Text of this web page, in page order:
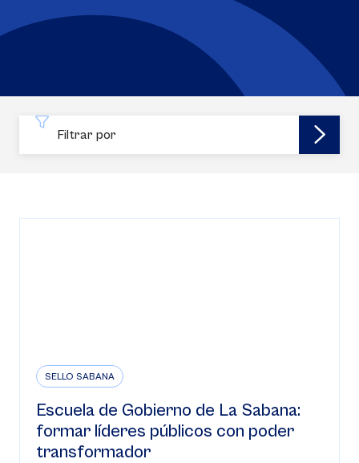
Filtrar por
SELLO SABANA
Escuela de Gobierno de La Sabana:
formar líderes públicos con poder
transformador